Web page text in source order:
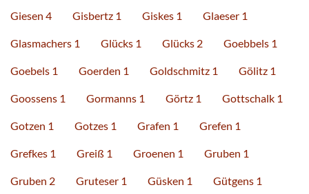
Giesen 4 Gisbertz 1 Giskes 1 Glaeser 1
Glasmachers 1 Glücks 1 Glücks 2 Goebbels 1
Goebels 1 Goerden 1 Goldschmitz 1 Gölitz 1
Goossens 1 Gormanns 1 Görtz 1 Gottschalk 1
Gotzen 1 Gotzes 1 Grafen 1 Grefen 1
Grefkes 1 Greiß 1 Groenen 1 Gruben 1
Gruben 2 Gruteser 1 Güsken 1 Gütgens 1